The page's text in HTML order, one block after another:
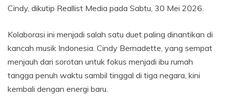
Cindy, dikutip Reallist Media pada Sabtu, 30 Mei 2026.
Kolaborasi ini menjadi salah satu duet paling dinantikan di
kancah musik Indonesia. Cindy Bernadette, yang sempat
menjauh dari sorotan untuk fokus menjadi ibu rumah
tangga penuh waktu sambil tinggal di tiga negara, kini
kembali dengan energi baru.